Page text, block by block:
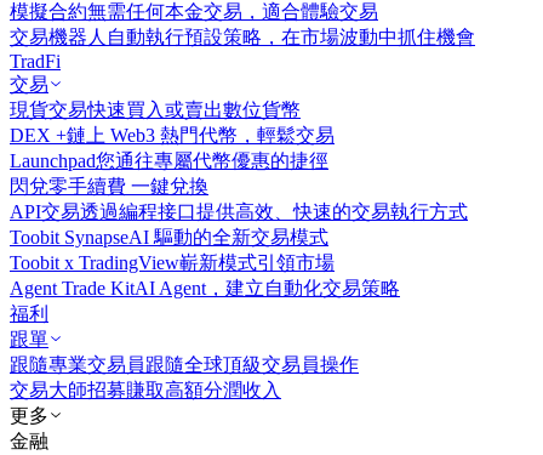
模擬合約無需任何本金交易，適合體驗交易
交易機器人 自動執行預設策略，在市場波動中抓住機會
TradFi
交易
現貨交易快速買入或賣出數位貨幣
DEX +鏈上 Web3 熱門代幣，輕鬆交易
Launchpad您通往專屬代幣優惠的捷徑
閃兌零手續費 一鍵兌換
API交易透過編程接口提供高效、快速的交易執行方式
Toobit SynapseAI 驅動的全新交易模式
Toobit x TradingView嶄新模式引領市場
Agent Trade KitAI Agent，建立自動化交易策略
福利
跟單
跟隨專業交易員跟隨全球頂級交易員操作
交易大師招募賺取高額分潤收入
更多
金融